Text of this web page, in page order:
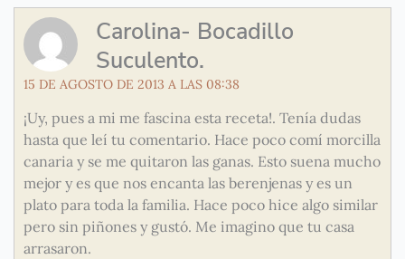
Carolina- Bocadillo
Suculento.
15 DE AGOSTO DE 2013 A LAS 08:38
¡Uy, pues a mi me fascina esta receta!. Tenía dudas
hasta que leí tu comentario. Hace poco comí morcilla
canaria y se me quitaron las ganas. Esto suena mucho
mejor y es que nos encanta las berenjenas y es un
plato para toda la familia. Hace poco hice algo similar
pero sin piñones y gustó. Me imagino que tu casa
arrasaron.